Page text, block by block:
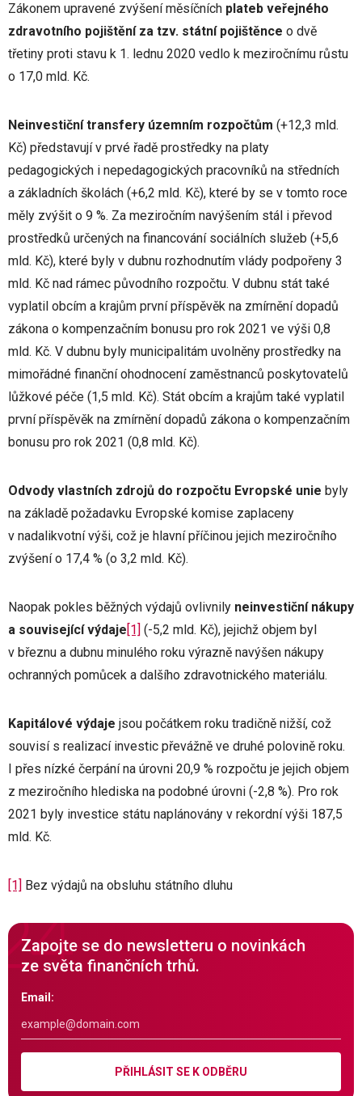
Zákonem upravené zvýšení měsíčních plateb veřejného
zdravotního pojištění za tzv. státní pojištěnce o dvě
třetiny proti stavu k 1. lednu 2020 vedlo k meziročnímu růstu
o 17,0 mld. Kč.
Neinvestiční transfery územním rozpočtům (+12,3 mld.
Kč) představují v prvé řadě prostředky na platy
pedagogických i nepedagogických pracovníků na středních
a základních školách (+6,2 mld. Kč), které by se v tomto roce
měly zvýšit o 9 %. Za meziročním navýšením stál i převod
prostředků určených na financování sociálních služeb (+5,6
mld. Kč), které byly v dubnu rozhodnutím vlády podpořeny 3
mld. Kč nad rámec původního rozpočtu. V dubnu stát také
vyplatil obcím a krajům první příspěvěk na zmírnění dopadů
zákona o kompenzačním bonusu pro rok 2021 ve výši 0,8
mld. Kč. V dubnu byly municipalitám uvolněny prostředky na
mimořádné finanční ohodnocení zaměstnanců poskytovatelů
lůžkové péče (1,5 mld. Kč). Stát obcím a krajům také vyplatil
první příspěvěk na zmírnění dopadů zákona o kompenzačním
bonusu pro rok 2021 (0,8 mld. Kč).
Odvody vlastních zdrojů do rozpočtu Evropské unie byly
na základě požadavku Evropské komise zaplaceny
v nadalikvotní výši, což je hlavní příčinou jejich meziročního
zvýšení o 17,4 % (o 3,2 mld. Kč).
Naopak pokles běžných výdajů ovlivnily neinvestiční nákupy
a související výdaje[1] (-5,2 mld. Kč), jejichž objem byl
v březnu a dubnu minulého roku výrazně navýšen nákupy
ochranných pomůcek a dalšího zdravotnického materiálu.
Kapitálové výdaje jsou počátkem roku tradičně nižší, což
souvisí s realizací investic převážně ve druhé polovině roku.
I přes nízké čerpání na úrovni 20,9 % rozpočtu je jejich objem
z meziročního hlediska na podobné úrovni (-2,8 %). Pro rok
2021 byly investice státu naplánovány v rekordní výši 187,5
mld. Kč.
[1] Bez výdajů na obsluhu státního dluhu
Zapojte se do newsletteru o novinkách
ze světa finančních trhů.
Email:
PŘIHLÁSIT SE K ODBĚRU